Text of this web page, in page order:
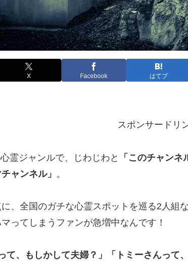
X Facebook はてブ
スポンサードリ
霊ジャンルで、じわじわと 「このチャン
ャンネル」 。
、全国のガチな心霊スポットを巡る2人組
ってしまうファンが急増中なんです！
て、もしかして夫婦？」「トミーさんって